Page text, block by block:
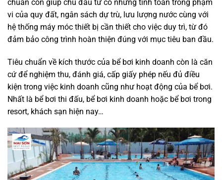
chuẩn còn giúp chủ đầu tư có những tính toán trong phạm
vi của quy đất, ngân sách dự trù, lưu lượng nước cùng với
hệ thống máy móc thiết bị cần thiết cho việc duy trì, từ đó
đảm bảo công trình hoàn thiện đúng với mục tiêu ban đầu.
Tiêu chuẩn về kích thước của bể bơi kinh doanh còn là căn
cứ để nghiệm thu, đánh giá, cấp giấy phép nếu đủ điều
kiện trong việc kinh doanh cũng như hoạt động của bể bơi.
Nhất là bể bơi thi đấu, bể bơi kinh doanh hoặc bể bơi trong
resort, khách sạn hiện nay…